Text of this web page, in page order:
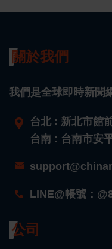
關於我們
我們是全球即時新聞
台北 : 新北市館
台南 : 台南市安
LINE@帳號：
公司